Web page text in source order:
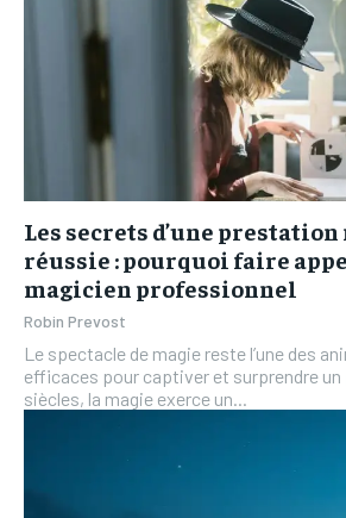
Les secrets d’une
réussie : pourquoi faire
magicien professionnel
Robin Prevost
Le spectacle de magie reste l’une des
efficaces pour captiver et surprendre un
siècles, la magie exerce un...